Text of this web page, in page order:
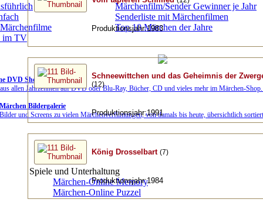
im TV
Märchenfilm/Sender Gewinner je Jahr
Senderliste mit Märchenfilmen
Top 10 Märchen der Jahre
DVD Shop
allen Jahrzehnten auf DVD oder Blu-Ray, Bücher, CD und vieles mehr im Märchen-
Märchen Bildergalerie
Bilder und Screens zu vielen Märchenverfilmungen, von damals bis heute, übersichtlich
Spiele und Unterhaltung
Märchen-Online Memory
Märchen-Online Puzzel
Produktionsjahr:1983
Schneewittchen und das Geheimnis der
(12)
Produktionsjahr:1991
König Drosselbart (7)
Produktionsjahr:1984